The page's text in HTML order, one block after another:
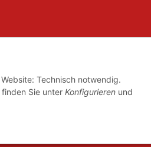
Technisch notwendig.
Sie unter Konfigurieren und